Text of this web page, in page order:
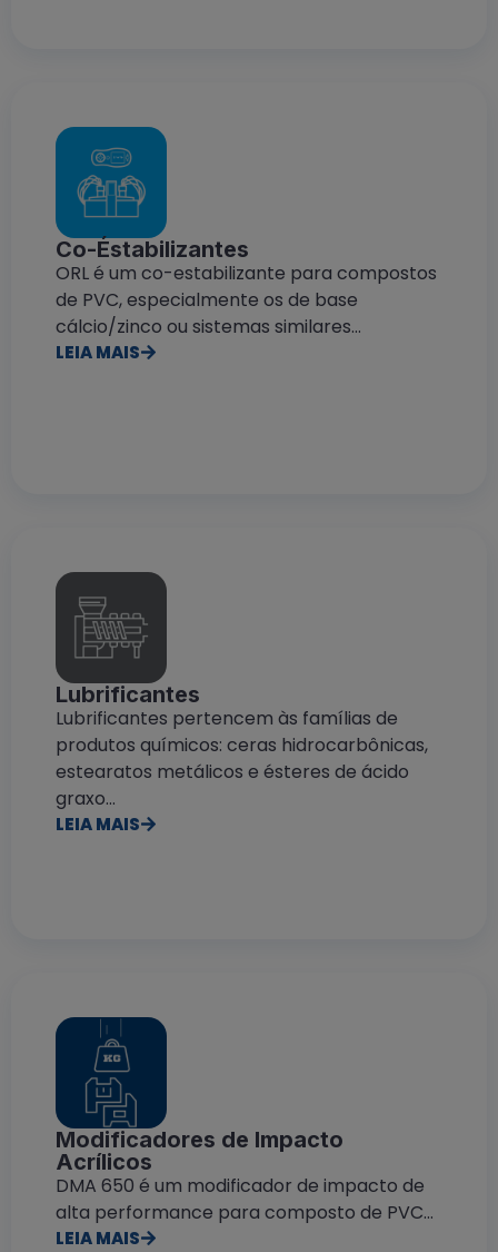
Co-Éstabilizantes
ORL é um co-estabilizante para compostos
de PVC, especialmente os de base
cálcio/zinco ou sistemas similares...
LEIA MAIS
Lubrificantes
Lubrificantes pertencem às famílias de
produtos químicos: ceras hidrocarbônicas,
estearatos metálicos e ésteres de ácido
graxo...
LEIA MAIS
Modificadores de Impacto
Acrílicos
DMA 650 é um modificador de impacto de
alta performance para composto de PVC...
LEIA MAIS